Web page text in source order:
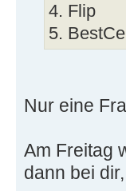
4. Flip
5.
Nur eine
Am Freitag
dann bei